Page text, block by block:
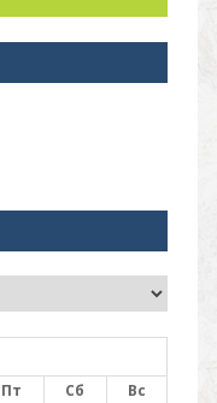
Пт Сб
Вс